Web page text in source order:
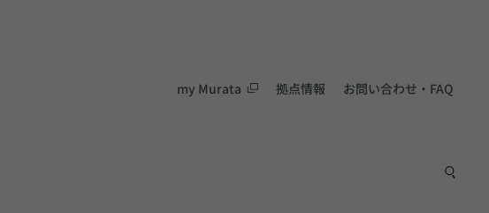
my Murata 拠点情報 お問い合わせ・FAQ